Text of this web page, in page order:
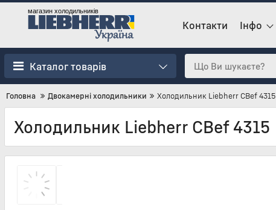
магазин холодильників
Контакти Інфо
Каталог товарів
Головна Двокамерні холодильники Холодильник Liebherr CBef 4315
Холодильник Liebherr CBef 4315